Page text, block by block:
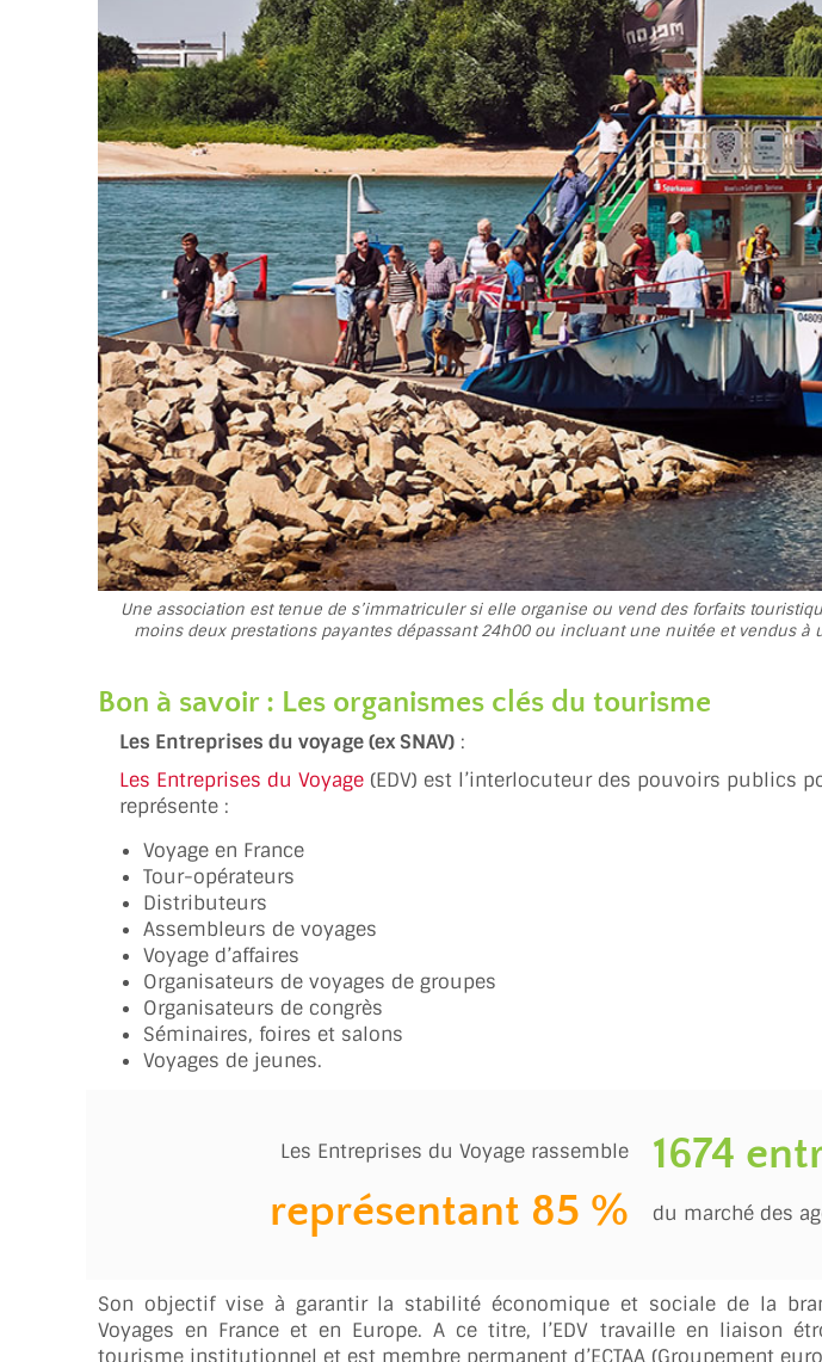
Une association est tenue de s’immatriculer si elle organise ou vend des forfaits
moins deux prestations payantes dépassant 24h00 ou incluant une nuitée et vendus à
Bon à savoir: Les organismes clés du tourisme
Les Entreprises du voyage (ex SNAV) :
Les Entreprises du Voyage (EDV) est l’interlocuteur des pouvoirs publics
représente :
Voyage en France
Tour-opérateurs
Distributeurs
Assembleurs de voyages
Voyage d’affaires
Organisateurs de voyages de groupes
Organisateurs de congrès
Séminaires, foires et salons
Voyages de jeunes.
Les Entreprises du Voyage rassemble
représentant 85 %
1674
du marché des
Son objectif vise à garantir la stabilité économique et sociale de la
Voyages en France et en Europe. A ce titre, l’EDV travaille en liaison
tourisme institutionnel et est membre permanent d’ECTAA (Groupement